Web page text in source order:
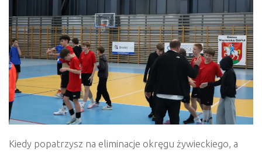
Kiedy popatrzysz na eliminacje okręgu żywieckiego, a